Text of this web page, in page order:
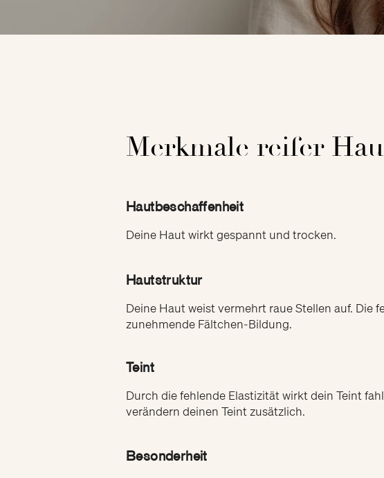
Merkmale reifer
Hautbeschaffenheit
Deine Haut wirkt gespannt und trocken.
Hautstruktur
Deine Haut weist vermehrt raue Stellen auf. Die
zunehmende Fältchen-Bildung.
Teint
Durch die fehlende Elastizität wirkt dein Teint
verändern deinen Teint zusätzlich.
Besonderheit